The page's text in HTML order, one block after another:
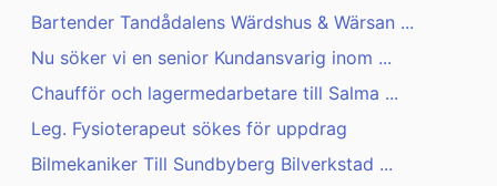
Bartender Tandådalens Wärdshus & Wärsan ...
Nu söker vi en senior Kundansvarig inom ...
Chaufför och lagermedarbetare till Salma ...
Leg. Fysioterapeut sökes för uppdrag
Bilmekaniker Till Sundbyberg Bilverkstad ...